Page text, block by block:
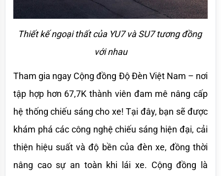
Thiết kế ngoại thất của YU7 và SU7 tương đồng
với nhau
Tham gia ngay Cộng đồng Độ Đèn Việt Nam – nơi
tập hợp hơn 67,7K thành viên đam mê nâng cấp
hệ thống chiếu sáng cho xe! Tại đây, bạn sẽ được
khám phá các công nghệ chiếu sáng hiện đại, cải
thiện hiệu suất và độ bền của đèn xe, đồng thời
nâng cao sự an toàn khi lái xe. Cộng đồng là